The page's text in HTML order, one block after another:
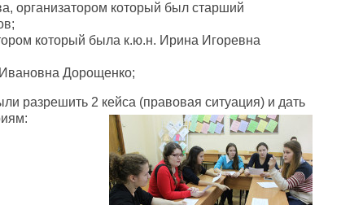
организатором который был старший
который была к.ю.н. Ирина Игоревна
Дорощенко;
разрешить 2 кейса (правовая ситуация) и дать